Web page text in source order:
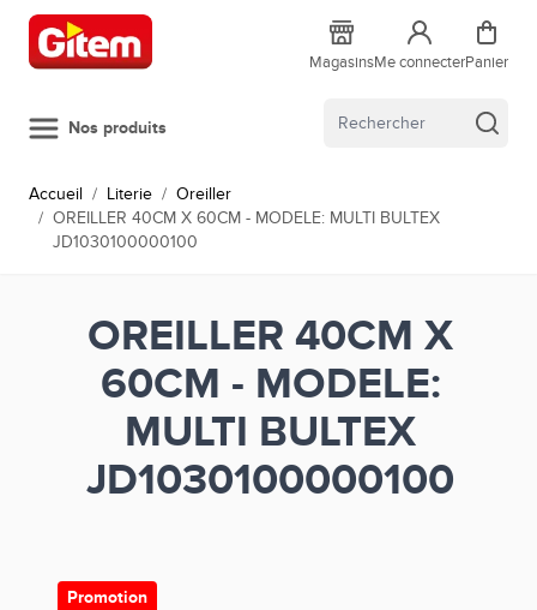
Allez au contenu
MagasinsMe connecterPanier
Nos produits
Accueil / Literie / Oreiller
/ OREILLER 40CM X 60CM - MODELE: MULTI BULTEX
JD1030100000100
OREILLER 40CM X
60CM - MODELE:
MULTI BULTEX
JD1030100000100
Promotion